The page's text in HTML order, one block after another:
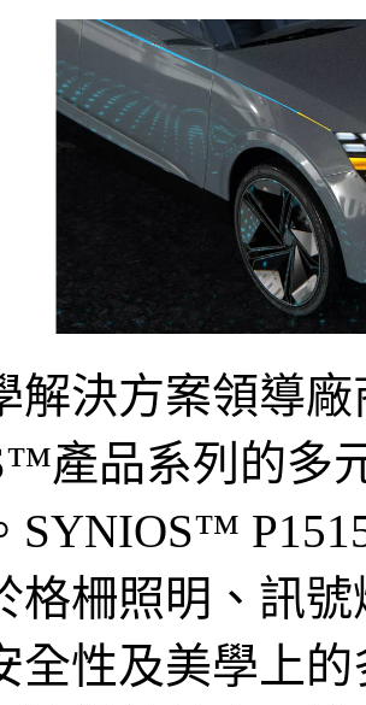
解決方案領導
產品系列的多
SYNIOS™
格柵照明、訊
全性及美學上